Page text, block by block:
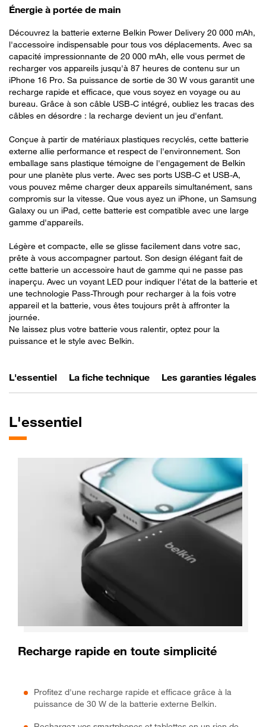
Énergie à portée de main
Découvrez la batterie externe Belkin Power Delivery 20 000 mAh,
l'accessoire indispensable pour tous vos déplacements. Avec sa
capacité impressionnante de 20 000 mAh, elle vous permet de
recharger vos appareils jusqu'à 87 heures de contenu sur un
iPhone 16 Pro. Sa puissance de sortie de 30 W vous garantit une
recharge rapide et efficace, que vous soyez en voyage ou au
bureau. Grâce à son câble USB-C intégré, oubliez les tracas des
câbles en désordre : la recharge devient un jeu d'enfant.
Conçue à partir de matériaux plastiques recyclés, cette batterie
externe allie performance et respect de l'environnement. Son
emballage sans plastique témoigne de l'engagement de Belkin
pour une planète plus verte. Avec ses ports USB-C et USB-A,
vous pouvez même charger deux appareils simultanément, sans
compromis sur la vitesse. Que vous ayez un iPhone, un Samsung
Galaxy ou un iPad, cette batterie est compatible avec une large
gamme d'appareils.
Légère et compacte, elle se glisse facilement dans votre sac,
prête à vous accompagner partout. Son design élégant fait de
cette batterie un accessoire haut de gamme qui ne passe pas
inaperçu. Avec un voyant LED pour indiquer l'état de la batterie et
une technologie Pass-Through pour recharger à la fois votre
appareil et la batterie, vous êtes toujours prêt à affronter la
journée.
Ne laissez plus votre batterie vous ralentir, optez pour la
puissance et le style avec Belkin.
L'essentiel La fiche technique Les garanties légales
L'essentiel
Recharge rapide en toute simplicité
Profitez d'une recharge rapide et efficace grâce à la
puissance de 30 W de la batterie externe Belkin.